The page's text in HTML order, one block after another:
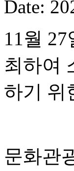
Date:
11월
최하여
하기 위
문화관